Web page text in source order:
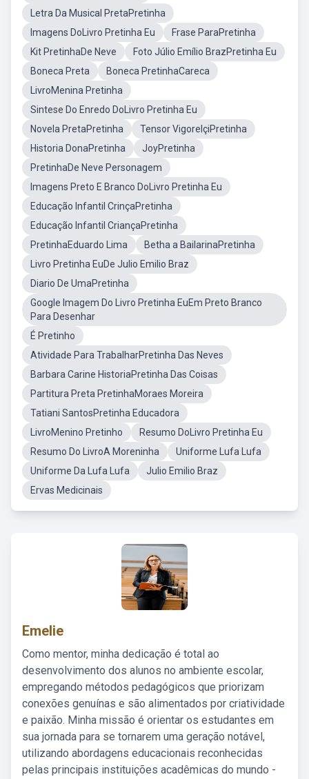
Letra Da Musical PretaPretinha
Imagens DoLivro Pretinha Eu
Frase ParaPretinha
Kit PretinhaDe Neve
Foto Júlio Emílio BrazPretinha Eu
Boneca Preta
Boneca PretinhaCareca
LivroMenina Pretinha
Sintese Do Enredo DoLivro Pretinha Eu
Novela PretaPretinha
Tensor VigorelçiPretinha
Historia DonaPretinha
JoyPretinha
PretinhaDe Neve Personagem
Imagens Preto E Branco DoLivro Pretinha Eu
Educação Infantil CrinçaPretinha
Educação Infantil CriançaPretinha
PretinhaEduardo Lima
Betha a BailarinaPretinha
Livro Pretinha EuDe Julio Emilio Braz
Diario De UmaPretinha
Google Imagem Do Livro Pretinha EuEm Preto Branco
Para Desenhar
É Pretinho
Atividade Para TrabalharPretinha Das Neves
Barbara Carine HistoriaPretinha Das Coisas
Partitura Preta PretinhaMoraes Moreira
Tatiani SantosPretinha Educadora
LivroMenino Pretinho
Resumo DoLivro Pretinha Eu
Resumo Do LivroA Moreninha
Uniforme Lufa Lufa
Uniforme Da Lufa Lufa
Julio Emilio Braz
Ervas Medicinais
Emelie
Como mentor, minha dedicação é total ao
desenvolvimento dos alunos no ambiente escolar,
empregando métodos pedagógicos que priorizam
conexões genuínas e são alimentados por criatividade
e paixão. Minha missão é orientar os estudantes em
sua jornada para se tornarem uma geração notável,
utilizando abordagens educacionais reconhecidas
pelas principais instituições acadêmicas do mundo -